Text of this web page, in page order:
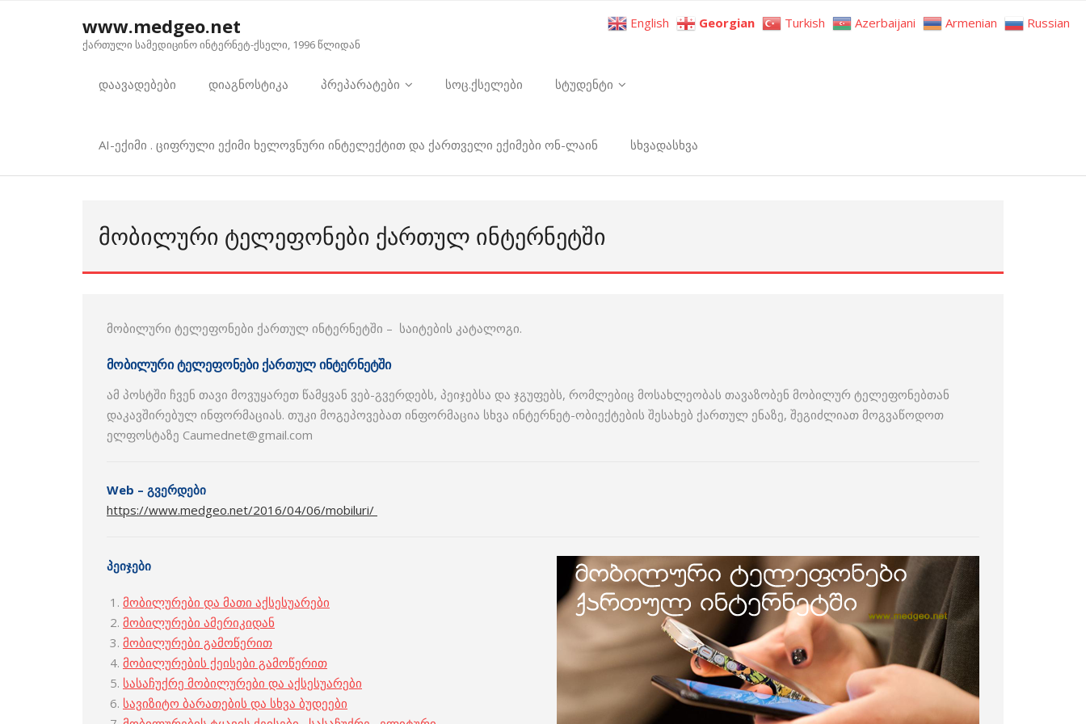
www.medgeo.net
ქართული სამედიცინო ინტერნეტ-ქსელი, 1996 წლიდან
დაავადებები დიაგნოსტიკა პრეპარატები სოც.ქსელები სტუდენტი
AI-ექიმი . ციფრული ექიმი ხელოვნური ინტელექტით და ქართველი ექიმები ონ-ლაინ სხვადასხვა
ᲛᲝᲑᲘᲚᲣᲠᲘ ᲢᲔᲚᲔᲤᲝᲜᲔᲑᲘ ᲥᲐᲠᲗᲣᲚ ᲘᲜᲢᲔᲠᲜᲔᲢᲨᲘ
მობილური ტელეფონები ქართულ ინტერნეტში – საიტების კატალოგი.
მობილური ტელეფონებიქართულინტერნეტში
ამ პოსტში ჩვენ თავი მოვუყარეთ წამყვან ვებ-გვერდებს, პეიჯებსა და ჯგუფებს, რომლებიც მოსახლეობას თავაზობენ მობილურ ტელეფონებთან
დაკავშირებულ ინფორმაციას. თუკი მოგეპოვებათ ინფორმაცია სხვა ინტერნეტ-ობიექტების შესახებ ქართულ ენაზე, შეგიძლიათ მოგვაწოდოთ
ელფოსტაზე Caumednet@gmail.com
Web – გვერდები
https://www.medgeo.net/2016/04/06/mobiluri/
პეიჯები
მობილურები და მათი აქსესუარები
მობილურები ამერიკიდან
მობილურები გამოწერით
მობილურების ქეისები გამოწერით
სასაჩუქრე მობილურები და აქსესუარები
სავიზიტო ბარათების და სხვა ბუდეები
English Georgian Turkish Azerbaijani Armenian Russian